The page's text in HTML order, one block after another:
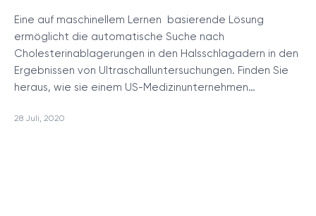
Eine auf maschinellem Lernen basierende Lösung
ermöglicht die automatische Suche nach
Cholesterinablagerungen in den Halsschlagadern in den
Ergebnissen von Ultraschalluntersuchungen. Finden Sie
heraus, wie sie einem US-Medizinunternehmen…
28 Juli, 2020